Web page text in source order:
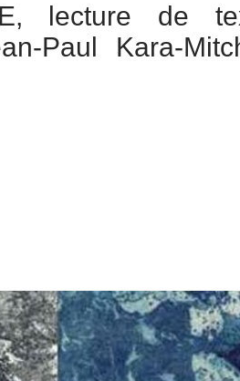
lecture de
Paul Kara-